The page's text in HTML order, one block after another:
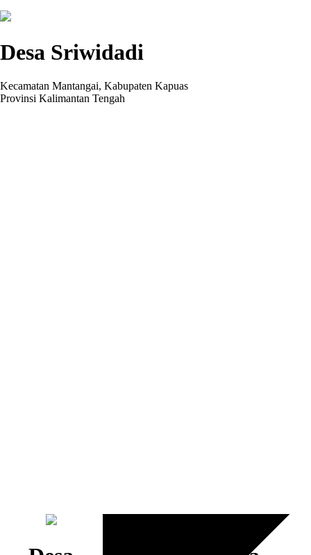
Desa Sriwidadi
Kecamatan Mantangai, Kabupaten Kapuas
Provinsi Kalimantan Tengah